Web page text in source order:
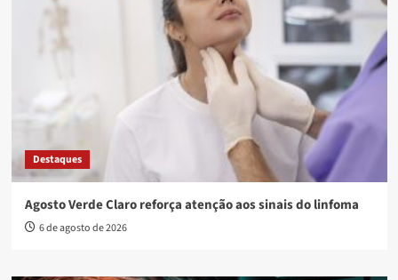
Destaques
Agosto Verde Claro reforça atenção aos sinais do linfoma
6 de agosto de 2026